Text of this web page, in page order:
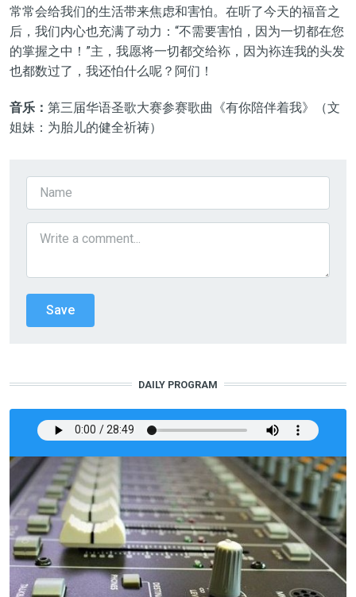
常常会给我们的生活带来焦虑和害怕。在听了今天的福音之
后，我们内心也充满了动力：“不需要害怕，因为一切都在您
的掌握之中！”主，我愿将一切都交给袮，因为袮连我的头发
也都数过了，我还怕什么呢？阿们！
音乐： 第三届华语圣歌大赛参赛歌曲《有你陪伴着我》（文
姐妹：为胎儿的健全祈祷）
DAILY PROGRAM